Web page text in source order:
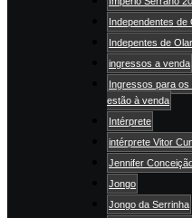
Independentes de
Indepentes de
ingressos a venda
Ingressos para os
estão à venda
Intérprete
intérprete Vitor
Jennifer
Jongo
Jongo da Serrinha